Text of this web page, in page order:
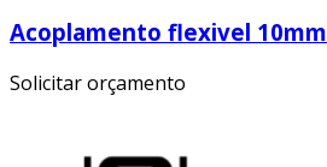
Acoplamento flexivel 10mm
Solicitar orçamento